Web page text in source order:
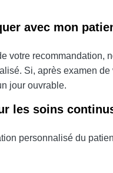
avec mon
votre
Si, après examen
jour ouvrable.
les soins
personnalisé du